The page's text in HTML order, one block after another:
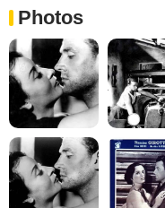
Photos